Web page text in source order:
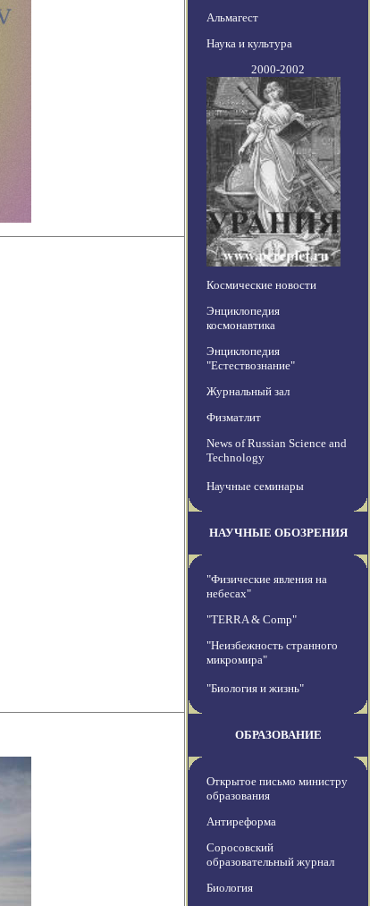
Альмагест
Наука и культура
2000-2002
Космические новости
Энциклопедия
космонавтика
Энциклопедия
"Естествознание"
Журнальный зал
Физматлит
News of Russian Science and
Technology
Научные семинары
НАУЧНЫЕ ОБОЗРЕНИЯ
"Физические явления на
небесах"
"TERRA & Comp"
"Неизбежность странного
микромира"
"Биология и жизнь"
ОБРАЗОВАНИЕ
Открытое письмо министру
образования
Антиреформа
Соросовский
образовательный журнал
Биология